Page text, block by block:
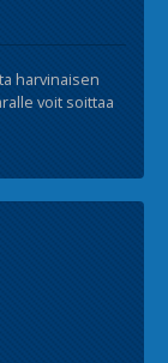
harvinaisen
voit soittaa